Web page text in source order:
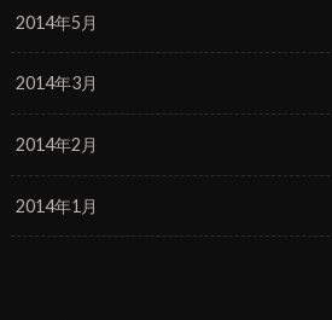
2014年5月
2014年3月
2014年2月
2014年1月